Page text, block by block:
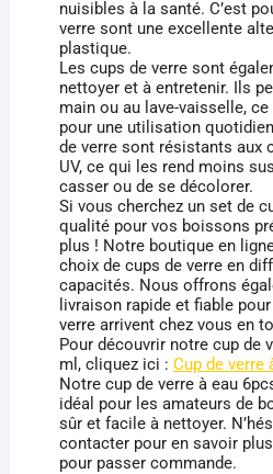
nuisibles à la santé. C’est
verre sont une excellente
plastique.
Les cups de verre sont
nettoyer et à entretenir. Ils
main ou au lave-vaisselle,
pour une utilisation
de verre sont résistants aux
UV, ce qui les rend moins
casser ou de se décolorer.
Si vous cherchez un set de
qualité pour vos boissons
plus ! Notre boutique en
choix de cups de verre en
capacités. Nous offrons
livraison rapide et fiable
verre arrivent chez vous en
Pour découvrir notre cup de
ml, cliquez ici : Cup de verre
Notre cup de verre à eau
idéal pour les amateurs de
sûr et facile à nettoyer.
contacter pour en savoir
pour passer commande.